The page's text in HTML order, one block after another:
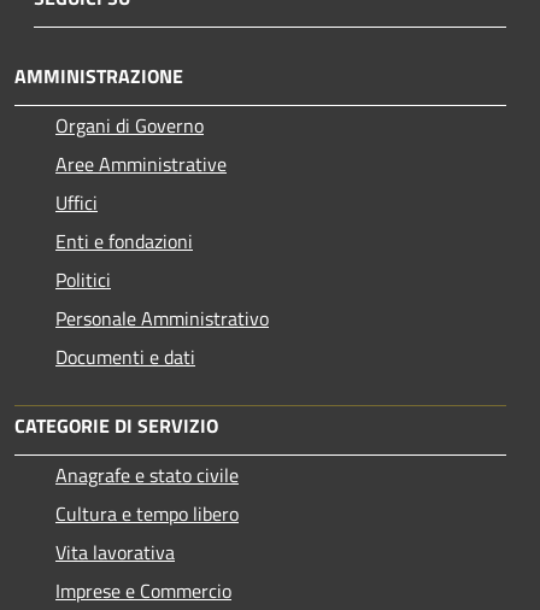
AMMINISTRAZIONE
Organi di Governo
Aree Amministrative
Uffici
Enti e fondazioni
Politici
Personale Amministrativo
Documenti e dati
CATEGORIE DI SERVIZIO
Anagrafe e stato civile
Cultura e tempo libero
Vita lavorativa
Imprese e Commercio